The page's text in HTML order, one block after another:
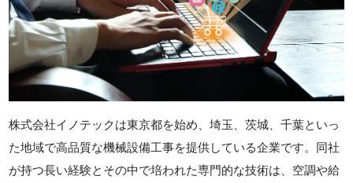
株式会社イノテックは東京都を始め、埼玉、茨城、千葉といっ
た地域で高品質な機械設備工事を提供している企業です。同社
が持つ長い経験とその中で培われた専門的な技術は、空調や給